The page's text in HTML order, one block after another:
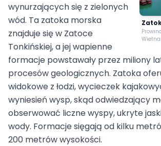
wynurzających się z zielonych
wód. Ta zatoka morska
znajduje się w Zatoce
Tonkińskiej, a jej wapienne
formacje powstawały przez miliony
procesów geologicznych. Zatoka
widokowe z łodzi, wycieczek
wyniesień wysp, skąd odwiedzający
obserwować liczne wyspy, ukryte
wody. Formacje sięgają od kilku
200 metrów wysokości.